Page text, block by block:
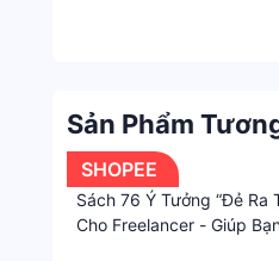
Sản Phẩm
SHOPEE
Sách 76 Ý Tưởng “Đẻ Ra
Cho Freelancer - Giúp Bạn